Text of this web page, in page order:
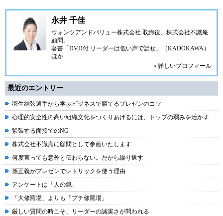
永井 千佳
ウォンツアンドバリュー株式会社 取締役、株式会社不識庵
顧問。
著書「DVD付 リーダーは低い声で話せ」（KADOKAWA）
ほか
» 詳しいプロフィール
最近のエントリー
羽生結弦選手から学ぶビジネスで勝てるプレゼンのコツ
心理的安全性の高い組織文化をつくりあげるには、トップの弱みを活かす
緊張する面接でのNG
株式会社不識庵に顧問として参画いたします
何度言っても意外と伝わらない。だから繰り返す
孫正義がプレゼンでレトリックを使う理由
アンケートは「人の鏡」
「大修羅場」よりも「プチ修羅場」
厳しい質問の時こそ、リーダーの誠実さが問われる